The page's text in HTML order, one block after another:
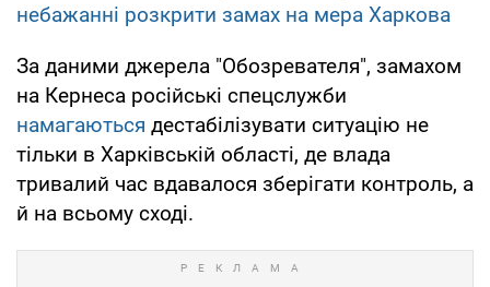
небажанні розкрити замах на мера Харкова
За даними джерела "Обозревателя", замахом
на Кернеса російські спецслужби
намагаються дестабілізувати ситуацію не
тільки в Харківській області, де влада
тривалий час вдавалося зберігати контроль, а
й на всьому сході.